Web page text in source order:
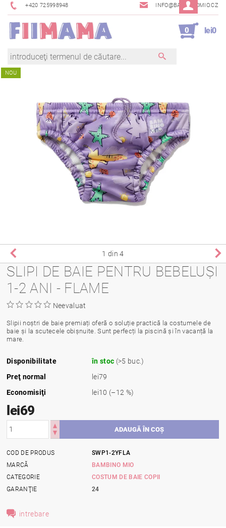
+420 725998948 INFO@BAMBINOMIO.CZ
0 lei0
NOU
1 din 4
SLIPI DE BAIE PENTRU BEBELUȘI
1-2 ANI - FLAME
Neevaluat
Slipii noștri de baie premiați oferă o soluție practică la costumele de
baie și la scutecele obișnuite. Sunt perfecți la piscină și în vacanță la
mare.
Disponibilitate în stoc (>5 buc.)
Preţ normal
lei79
Economisiţi
lei10 (–12 %)
lei69
COD DE PRODUS
SWP1-2YFLA
MARCĂ
BAMBINO MIO
CATEGORIE
COSTUM DE BAIE COPII
GARANŢIE
24
intrebare